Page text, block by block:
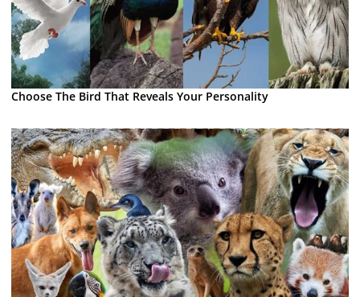
Choose The Bird That Reveals Your Personality